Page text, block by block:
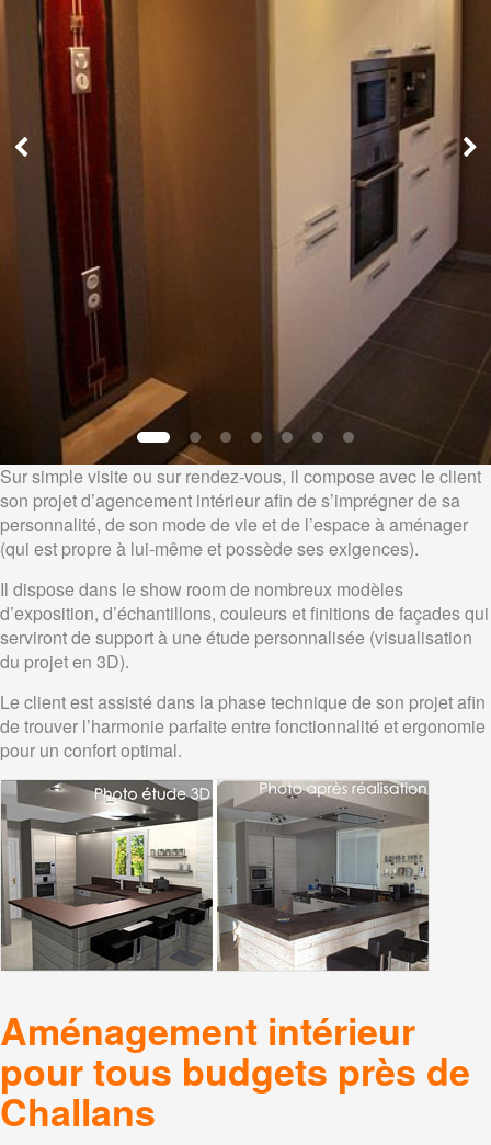
Sur simple visite ou sur rendez-vous, il compose avec le client
son projet d’agencement intérieur afin de s’imprégner de sa
personnalité, de son mode de vie et de l’espace à aménager
(qui est propre à lui-même et possède ses exigences).
Il dispose dans le show room de nombreux modèles
d’exposition, d’échantillons, couleurs et finitions de façades qui
serviront de support à une étude personnalisée (visualisation
du projet en 3D).
Le client est assisté dans la phase technique de son projet afin
de trouver l’harmonie parfaite entre fonctionnalité et ergonomie
pour un confort optimal.
Aménagement intérieur
pour tous budgets près de
Challans